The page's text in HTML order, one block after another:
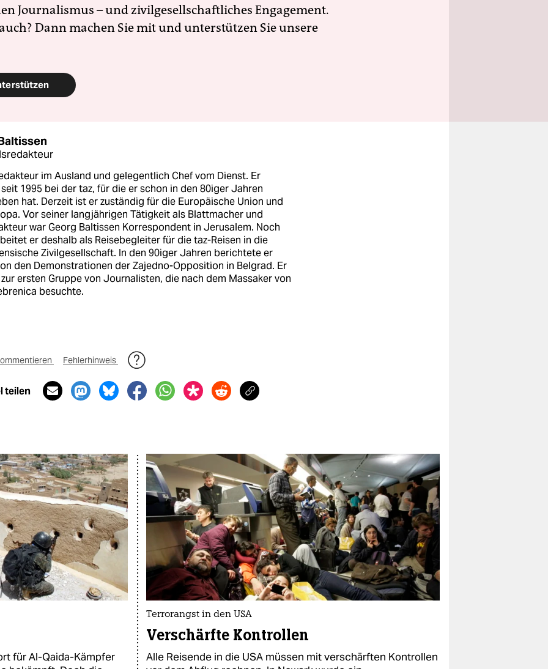
Journalismus – und zivilgesellschaftliches Engagement.
Dann machen Sie mit und unterstützen Sie unsere
im Ausland und gelegentlich Chef vom Dienst. Er
1995 bei der taz, für die er schon in den 80iger Jahren
hat. Derzeit ist er zuständig für die Europäische Union und
Vor seiner langjährigen Tätigkeit als Blattmacher und
war Georg Baltissen Korrespondent in Jerusalem. Noch
er deshalb als Reisebegleiter für die taz-Reisen in die
Zivilgesellschaft. In den 90iger Jahren berichtete er
den Demonstrationen der Zajedno-Opposition in Belgrad. Er
ersten Gruppe von Journalisten, die nach dem Massaker von
besuchte.
Fehlerhinweis
teilen
für Al-Qaida-Kämpfer
Terrorangst in den USA
Verschärfte Kontrollen
Alle Reisende in die USA müssen mit verschärften Kontrollen